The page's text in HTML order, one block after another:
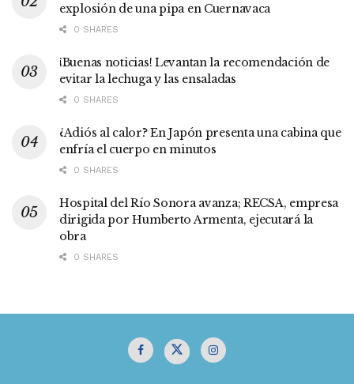
explosión de una pipa en Cuernavaca
0 SHARES
¡Buenas noticias! Levantan la recomendación de
evitar la lechuga y las ensaladas
0 SHARES
¿Adiós al calor? En Japón presenta una cabina que
enfría el cuerpo en minutos
0 SHARES
Hospital del Río Sonora avanza; RECSA, empresa
dirigida por Humberto Armenta, ejecutará la
obra
0 SHARES